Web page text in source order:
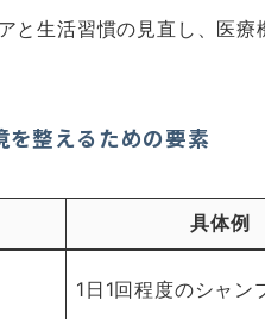
と生活習慣の見直し、医
整えるための要素
具体例
1日1回程度のシャン